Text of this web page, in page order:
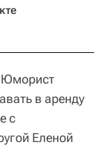
Юморист
в аренду
с
Еленой